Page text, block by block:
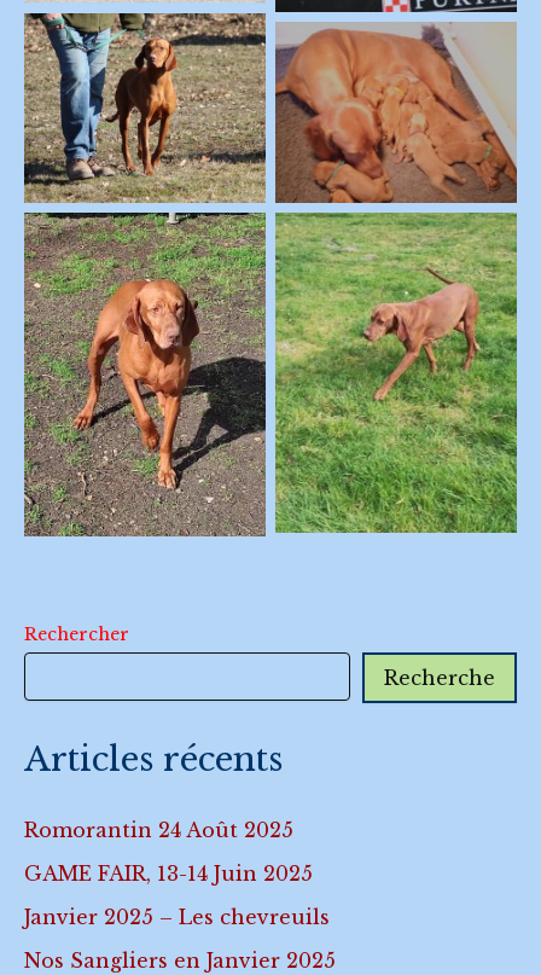
2021-Pas si simple-
Education
2022-Pas Si Simple-
Naissance
2024-Pas si simple
placide
2024-Pas si simple
Rechercher
Recherche
Articles récents
Romorantin 24 Août 2025
GAME FAIR, 13-14 Juin 2025
Janvier 2025 – Les chevreuils
Nos Sangliers en Janvier 2025